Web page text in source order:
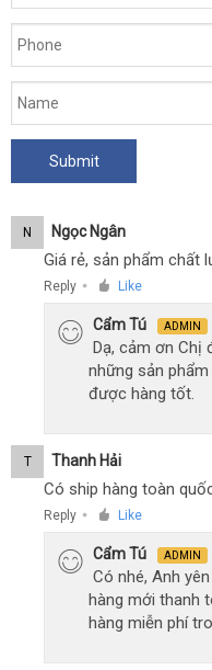
N Ngọc Ngân
Giá rẻ, sản phẩm chất
Reply ● Like
Cẩm Tú ADMIN
Dạ, cảm ơn Chị
những sản
được hàng tốt.
T Thanh Hải
Có ship hàng toàn
Reply ● Like
Cẩm Tú ADMIN
Có nhé, Anh
hàng mới thanh
hàng miễn phí